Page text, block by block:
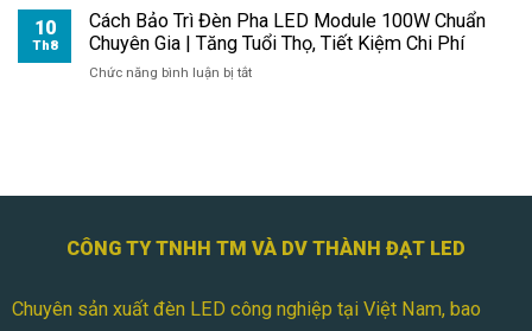
Chuyên
Nghiệp
|
Bền
Pha
Module
Cho
Sáng
10
Th8
Cách Bảo Trì Đèn Pha LED Module 100W Chuẩn
Chuyên Gia | Tăng Tuổi Thọ, Tiết Kiệm Chi Phí
Chức năng bình luận bị tắtở
LED
100W
Gia
CÔNG TY TNHH TM VÀ DV THÀNH ĐẠT LED
Chuyên sản xuất đèn LED công nghiệp tại Việt Nam, bao